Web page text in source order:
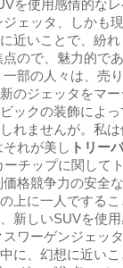
を使用感情的な
ェッタ、しかも
近いことで、紛
ので、魅力的で
部の人々は、売
のジェッタをマ
ックの装飾によ
れませんが。私
れが美し トリー
チップに関して
格競争力の安全
上に一人でする
新しいSUVを使
ワーゲンジェッ
に、幻想に近い